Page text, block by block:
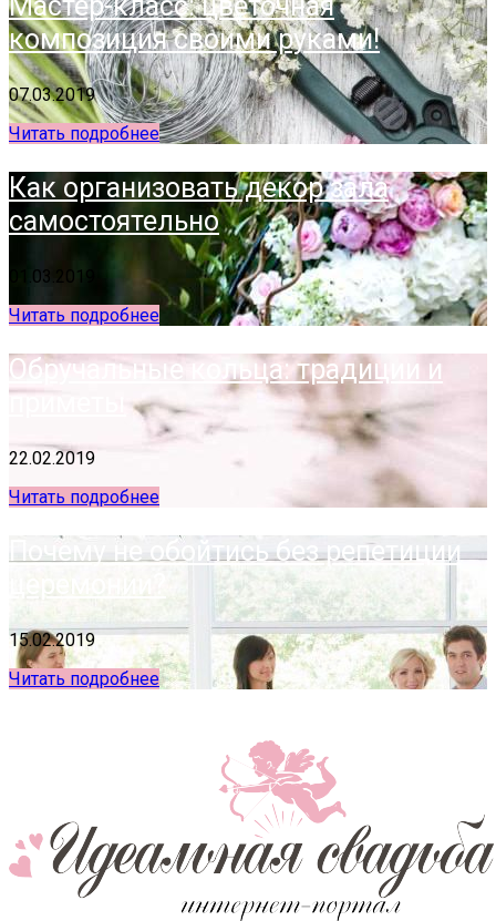
композиция своими руками!
07.03.2019
Читать подробнее
Как организовать декор зала
самостоятельно
01.03.2019
Читать подробнее
Обручальные кольца: традиции и
приметы
22.02.2019
Читать подробнее
Почему не обойтись без репетиции
церемонии?
15.02.2019
Читать подробнее